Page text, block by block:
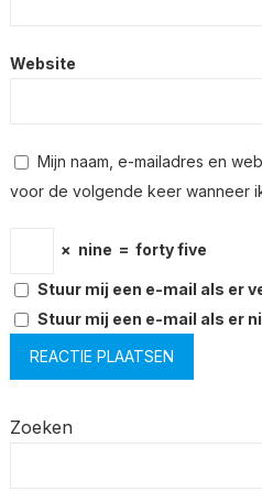
Website
Mijn naam, e-mailadres en
voor de volgende keer wanneer
× nine = forty five
Stuur mij een e-mail als er
Stuur mij een e-mail als er
Zoeken